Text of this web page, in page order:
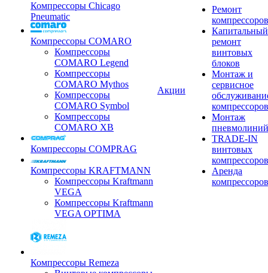
Компрессоры Chicago
Pneumatic
Компрессоры COMARO
Компрессоры
COMARO Legend
Компрессоры
COMARO Mythos
Компрессоры
COMARO Symbol
Компрессоры
COMARO XB
Компрессоры COMPRAG
Компрессоры KRAFTMANN
Компрессоры Kraftmann
VEGA
Компрессоры Kraftmann
VEGA OPTIMA
Компрессоры Remeza
Акции
Ремонт
компрессоров
Капитальный
ремонт
винтовых
блоков
Монтаж и
сервисное
компрессоров
Монтаж
пневмолиний
TRADE-IN
винтовых
компрессоров
Аренда
компрессоров